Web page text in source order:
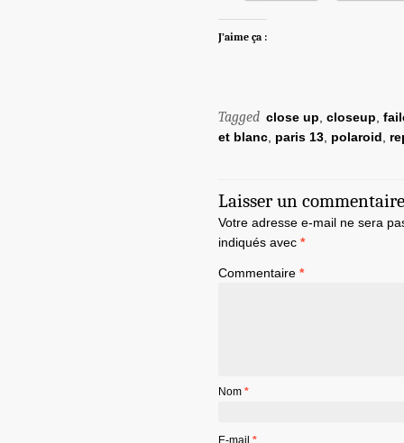
J’aime ça :
Tagged close up closeup
et blanc paris 13 polaroid
Laisser un commentaire
Votre adresse e-mail ne sera
indiqués avec *
Commentaire *
Nom *
E-mail *